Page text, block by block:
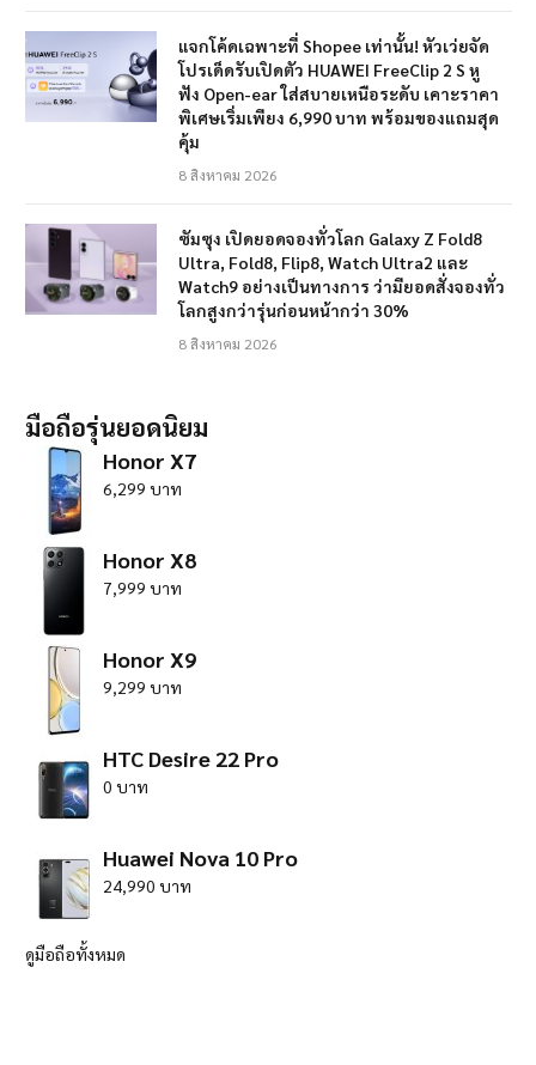
แจกโค้ดเฉพาะที่ Shopee เท่านั้น! หัวเว่ยจัด
โปรเด็ดรับเปิดตัว HUAWEI FreeClip 2 S หู
ฟัง Open-ear ใส่สบายเหนือระดับ เคาะราคา
พิเศษเริ่มเพียง 6,990 บาท พร้อมของแถมสุด
คุ้ม
8 สิงหาคม 2026
ซัมซุง เปิดยอดจองทั่วโลก Galaxy Z Fold8
Ultra, Fold8, Flip8, Watch Ultra2 และ
Watch9 อย่างเป็นทางการ ว่ามียอดสั่งจองทั่ว
โลกสูงกว่ารุ่นก่อนหน้ากว่า 30%
8 สิงหาคม 2026
มือถือรุ่นยอดนิยม
Honor X7
6,299 บาท
Honor X8
7,999 บาท
Honor X9
9,299 บาท
HTC Desire 22 Pro
0 บาท
Huawei Nova 10 Pro
24,990 บาท
ดูมือถือทั้งหมด